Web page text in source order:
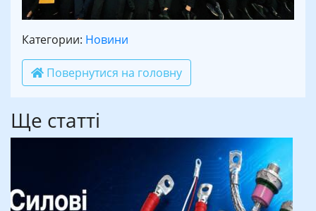
Категории: Новини
Повернутися на головну
Ще статті